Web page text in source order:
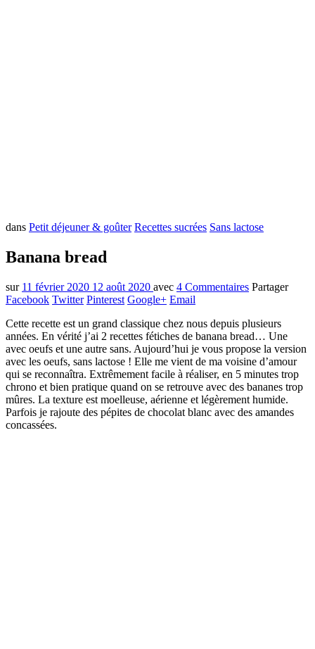
dans Petit déjeuner & goûter Recettes sucrées Sans lactose
Banana bread
sur 11 février 2020 12 août 2020 avec 4 Commentaires Partager
Facebook Twitter Pinterest Google+ Email
Cette recette est un grand classique chez nous depuis plusieurs
années. En vérité j’ai 2 recettes fétiches de banana bread… Une
avec oeufs et une autre sans. Aujourd’hui je vous propose la version
avec les oeufs, sans lactose ! Elle me vient de ma voisine d’amour
qui se reconnaîtra. Extrêmement facile à réaliser, en 5 minutes trop
chrono et bien pratique quand on se retrouve avec des bananes trop
mûres. La texture est moelleuse, aérienne et légèrement humide.
Parfois je rajoute des pépites de chocolat blanc avec des amandes
concassées.